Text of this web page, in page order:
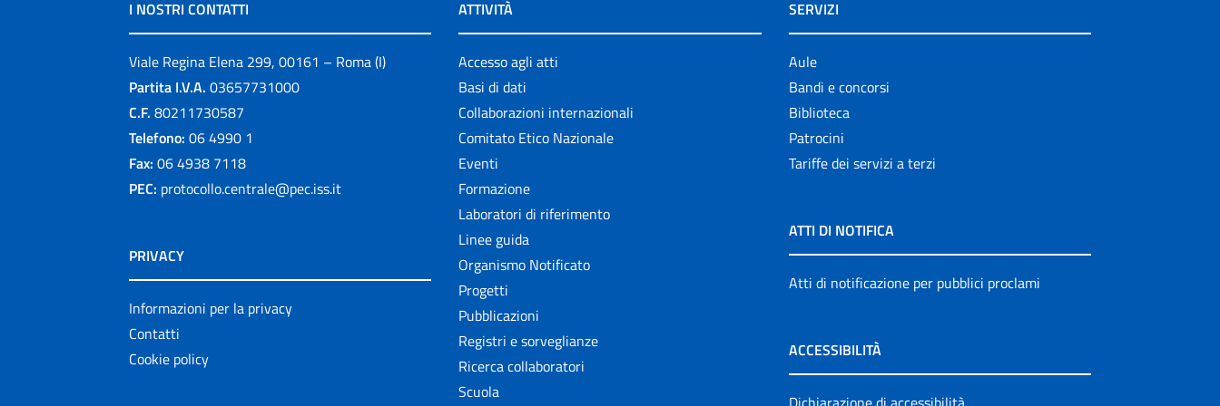
I NOSTRI CONTATTI
Viale Regina Elena 299, 00161 – Roma (I)
Partita I.V.A. 03657731000
C.F. 80211730587
Telefono: 06 4990 1
Fax: 06 4938 7118
PEC: protocollo.centrale@pec.iss.it
PRIVACY
Informazioni per la privacy
Contatti
Cookie policy
ATTIVITÀ
Accesso agli atti
Basi di dati
Collaborazioni internazionali
Comitato Etico Nazionale
Eventi
Formazione
Laboratori di riferimento
Linee guida
Organismo Notificato
Progetti
Pubblicazioni
Registri e sorveglianze
Ricerca collaboratori
Scuola
SERVIZI
Aule
Bandi e concorsi
Biblioteca
Patrocini
Tariffe dei servizi a terzi
ATTI DI NOTIFICA
Atti di notificazione per pubblici proclami
ACCESSIBILITÀ